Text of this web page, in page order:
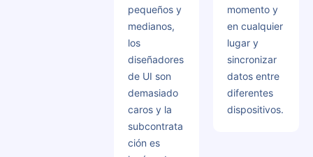
pequeños y
medianos,
los
diseñadores
de UI son
demasiado
caros y la
subcontrata
ción es
momento y
en cualquier
lugar y
sincronizar
datos entre
diferentes
dispositivos.